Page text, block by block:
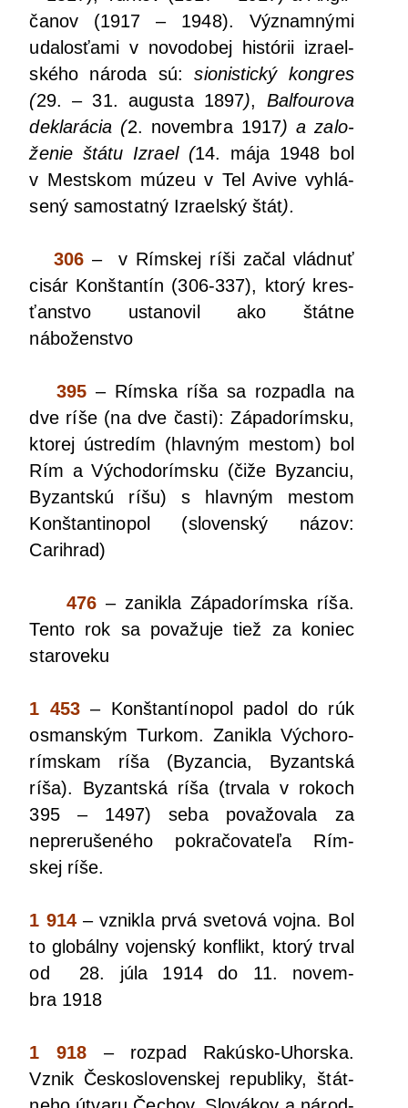
ča­nov (1917 – 1948). Význam­ný­mi
uda­los­ťa­mi v novo­do­bej his­tó­rii izra­el­
ské­ho náro­da sú:sionis­tic­ký kon­gres
(29. – 31. augus­ta 1897), Bal­fou­ro­va
dekla­rá­cia (2. novem­bra 1917) a zalo­
že­nie štá­tu Izra­el (14. mája 1948 bol
v Mest­skom múzeu v Tel Avi­ve vyhlá­
se­ný samos­tat­ný Izra­el­ský štát).
306 – v Rím­skej ríši začal vlád­nuť
cisár Kon­štan­tín (306-337), kto­rý kres­
ťan­stvo usta­no­vil ako štát­ne
náboženstvo
395 – Rím­ska ríša sa roz­pad­la na
dve ríše (na dve čas­ti): Zápa­do­rím­sku,
kto­rej ústre­dím (hlav­ným mes­tom) bol
Rím a Výcho­do­rím­sku (čiže Byzan­ciu,
Byzant­skú ríšu) s hlav­ným mes­tom
Kon­štan­ti­no­pol (slo­ven­ský názov:
Carihrad)
476 – zanik­la Zápa­do­rím­ska ríša.
Ten­to rok sa pova­žu­je tiež za koniec
staroveku
1 453 – Kon­štan­tí­no­pol padol do rúk
osman­ským Tur­kom. Zanik­la Výcho­ro­
rím­skam ríša (Byzan­cia, Byzant­ská
ríša). Byzant­ská ríša (trva­la v rokoch
395 – 1497) seba pova­žo­va­la za
nepre­ru­še­né­ho pokra­čo­va­te­ľa Rím­
skej ríše.
1 914 – vznik­la prvá sve­to­vá voj­na. Bol
to glo­bál­ny vojen­ský kon­flikt, kto­rý trval
od 28. júla 1914 do 11. novem­
bra 1918
1 918 – roz­pad Rakús­ko-Uhor­ska.
Vznik Čes­ko­slo­ven­skej repub­li­ky, štát­